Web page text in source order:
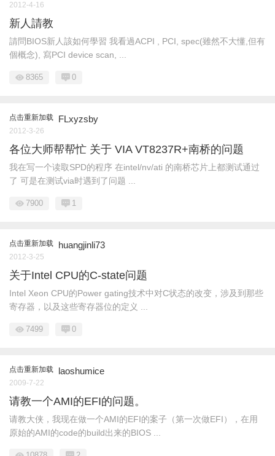
2012-4-16
新人請教
請問BIOS新人該如何學習 我看過ACPI , PCI, spec(雖然不大懂,但有
個概念), 寫PCI device scan, ...
8365 0
点击重新加载 FLxyzsby
2012-3-26
各位大师帮帮忙 关于 VIA VT8237R+南桥的问题
我在写一个读取SPD的程序 在intel/nv/ati 的南桥芯片上都测试通过
了 可是在测试via时遇到了问题 ...
7900 1
点击重新加载 huangjinli73
2012-3-25
关于Intel CPU的C-state问题
Intel Xeon CPU的Power gating技术中对C状态的改变，涉及到那些
寄存器，以及这些寄存器位的定义 ...
7499 0
点击重新加载 laoshumice
2009-7-22
请教一个AMI的EFI的问题。
请教大侠，我现在做一个AMI的EFI的案子（第一次做EFI），在用
原始的AMI的code的build出来的BIOS ...